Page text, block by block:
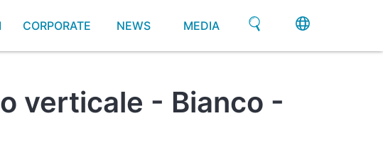
CORPORATE NEWS MEDIA
verticale - Bianco -